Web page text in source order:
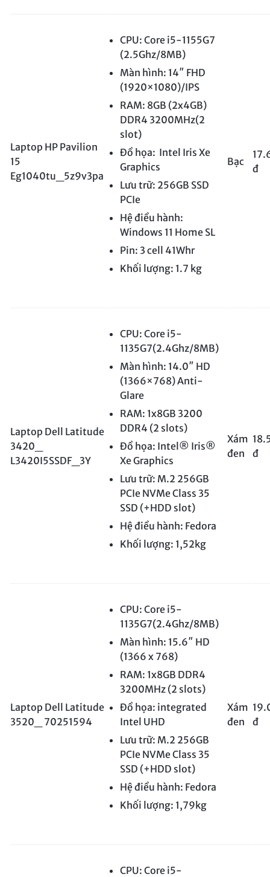
Laptop HP Pavilion
15
Eg1040tu_5z9v3pa
CPU: Core i5-1155G7
(2.5Ghz/8MB)
Màn hình: 14″ FHD
(1920×1080)/IPS
RAM: 8GB (2x4GB)
DDR4 3200MHz(2
slot)
Đồ họa: Intel Iris Xe
Graphics
Lưu trữ: 256GB SSD
PCIe
Hệ điều hành:
Windows 11 Home SL
Pin: 3 cell 41Whr
Khối lượng: 1.7 kg
Bạc
đ
Laptop Dell Latitude
3420_
L3420I5SSDF_3Y
CPU: Core i5-
1135G7(2.4Ghz/8MB)
Màn hình: 14.0″ HD
(1366×768) Anti-
Glare
RAM: 1x8GB 3200
DDR4 (2 slots)
Đồ họa: Intel® Iris®
Xe Graphics
Lưu trữ: M.2 256GB
PCIe NVMe Class 35
SSD (+HDD slot)
Hệ điều hành: Fedora
Khối lượng: 1,52kg
Xám
đen
đ
Laptop Dell Latitude
3520_ 70251594
CPU: Core i5-
1135G7(2.4Ghz/8MB)
Màn hình: 15.6″ HD
(1366 x 768)
RAM: 1x8GB DDR4
3200MHz (2 slots)
Đồ họa: integrated
Intel UHD
Lưu trữ: M.2 256GB
PCIe NVMe Class 35
SSD (+HDD slot)
Hệ điều hành: Fedora
Khối lượng: 1,79kg
Xám
đen
đ
CPU: Core i5-